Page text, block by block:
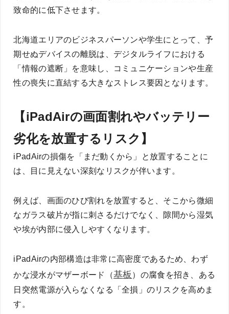
致命的に低下させます。
北海道エリアのビジネスパーソンや学生にとって、予
期せぬデバイスの離脱は、デジタルライフにおける
「情報の遮断」を意味し、コミュニケーションや生産
性の喪失に直結する大きなストレス要因となります。
【iPadAirの画面割れやバッテリー
劣化を放置するリスク】
iPadAirの損傷を「まだ動くから」と放置することに
は、目に見えない深刻なリスクが伴います。
例えば、画面のひび割れを放置すると、そこから微細
なガラス破片が指に刺さるだけでなく、隙間から湿気
や埃が内部に侵入しやすくなります。
iPadAirの内部構造は非常に高密度であるため、わず
かな浸水がマザーボード（基板 ）の腐食を招き、ある
日突然電源が入らなくなる「全損」のリスクを高めま
す。